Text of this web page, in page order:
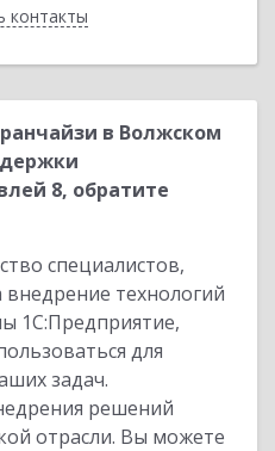
контакты
в Волжском
8, обратите
специалистов,
технологий
1С:Предприятие,
для
задач.
решений
отрасли. Вы можете